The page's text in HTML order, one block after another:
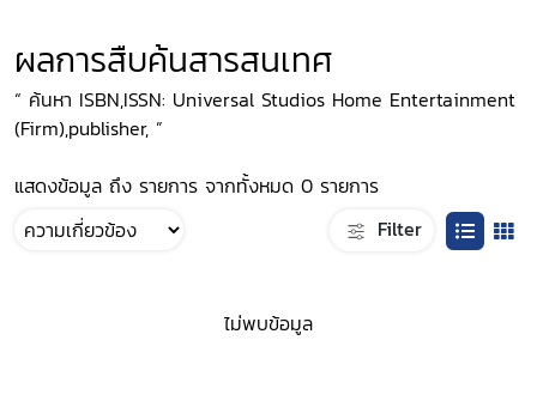
ผลการสืบค้นสารสนเทศ
“ ค้นหา ISBN,ISSN: Universal Studios Home Entertainment
(Firm),publisher, ”
แสดงข้อมูล ถึง รายการ จากทั้งหมด 0 รายการ
Filter
ไม่พบข้อมูล